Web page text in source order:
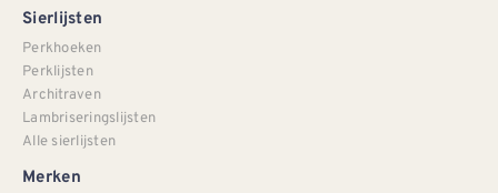
Sierlijsten
Perkhoeken
Perklijsten
Architraven
Lambriseringslijsten
Alle sierlijsten
Merken